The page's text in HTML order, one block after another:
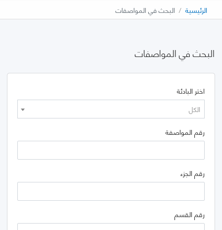
الرئيسية البحث في المواصفات
البحث في المواصفات
اختر البادئة
الكل
رقم المواصفة
رقم الجزء
رقم القسم